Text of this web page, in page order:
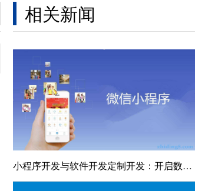
相关新闻
小程序开发与软件开发定制开发：开启数字个性化新纪元